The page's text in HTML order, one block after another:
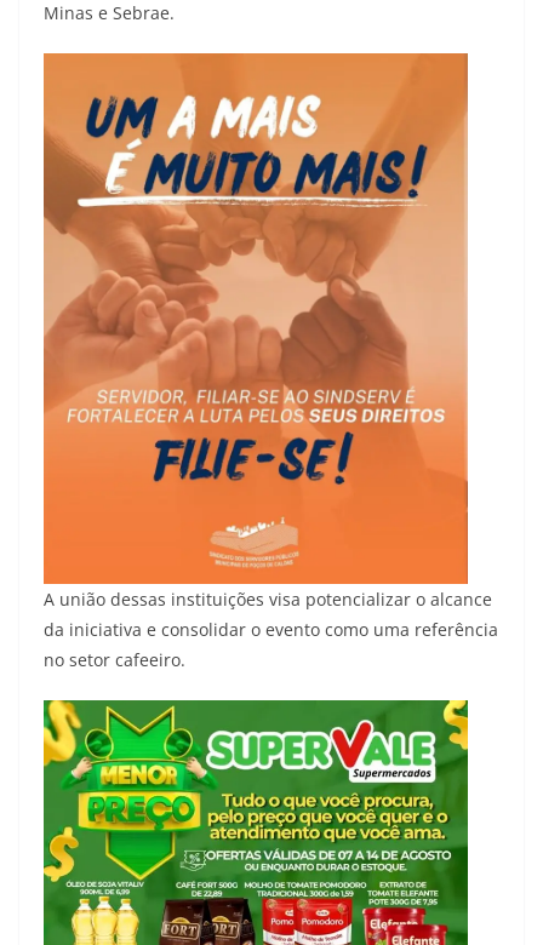
Minas e Sebrae.
A união dessas instituições visa potencializar o alcance
da iniciativa e consolidar o evento como uma referência
no setor cafeeiro.